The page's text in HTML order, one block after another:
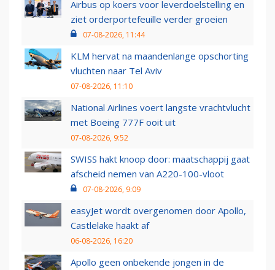
Airbus op koers voor leverdoelstelling en
ziet orderportefeuille verder groeien
07-08-2026, 11:44
KLM hervat na maandenlange opschorting
vluchten naar Tel Aviv
07-08-2026, 11:10
National Airlines voert langste vrachtvlucht
met Boeing 777F ooit uit
07-08-2026, 9:52
SWISS hakt knoop door: maatschappij gaat
afscheid nemen van A220-100-vloot
07-08-2026, 9:09
easyJet wordt overgenomen door Apollo,
Castlelake haakt af
06-08-2026, 16:20
Apollo geen onbekende jongen in de